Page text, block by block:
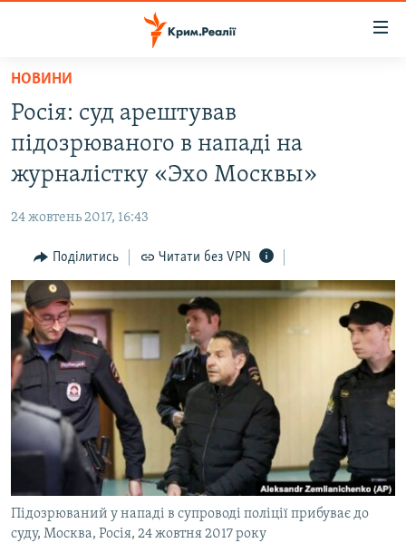
Перейти
основного
матеріалу
до
основної
Перейти
до
пошуку
ВОДА.КРИМ
ВІДЕО ТА ФОТО
БЛОГИ
ПОГЛЯД
ІНТЕРВ'Ю
ВСЕ ЗА ДЕНЬ
СПЕЦПРОЕКТИ
ДЕПОРТАЦІЯ
ВІДЕОУРОКИ «ELIFBE»
СВІДЧЕННЯ ОКУПАЦІЇ
УКРАЇНСЬКА ПРОБЛЕМА КРИМУ
ІНФОГРАФІКА
ЯК ОБІЙТИ БЛОКУВАННЯ
Русский
Qırımtatar
ДОЛУЧАЙСЯ!
НОВИНИ
Росія: суд арештував
підозрюваного в нападі на
журналістку «Эхо Москвы»
24 жовтень 2017, 16:43
Поділитись Читати без VPN
Підозрюваний у нападі в супроводі поліції прибуває до
суду, Москва, Росія, 24 жовтня 2017 року